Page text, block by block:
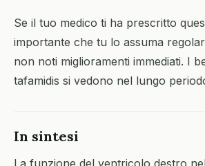
Se il tuo medico ti ha prescritto
importante che tu lo assuma
non noti miglioramenti immediati. I
tafamidis si vedono nel lungo
In sintesi
La funzione del ventricolo destro